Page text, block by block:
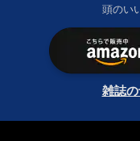
頭のい
雑誌